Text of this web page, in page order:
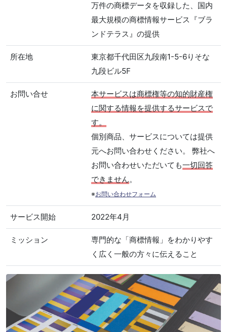
万件の商標データを収録した、国内
最大規模の商標情報サービス『ブラ
ンドテラス』の提供
所在地
東京都千代田区九段南1-5-6りそな
九段ビル5F
お問い合せ
本サービスは商標権等の知的財産権
に関する情報を提供するサービスで
す。
個別商品、サービスについては提供
元へお問い合わせください。 弊社へ
お問い合わせいただいても一切回答
できません。
※お問い合わせフォーム
サービス開始 2022年4月
ミッション
専門的な「商標情報」をわかりやす
く広く一般の方々に伝えること